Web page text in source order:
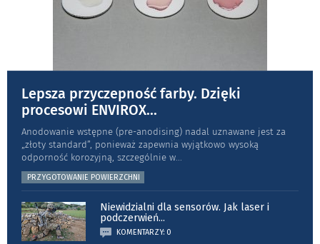
Lepsza przyczepność farby. Dzięki
procesowi ENVIROX...
Anodowanie wstępne (pre-anodising) nadal uznawane jest za
„złoty standard”, ponieważ zapewnia wyjątkowo wysoką
odporność koro­zyjną, szczególnie w...
PRZYGOTOWANIE POWIERZCHNI
Niewidzialni dla sensorów. Jak laser i
podczerwień...
KOMENTARZY: 0